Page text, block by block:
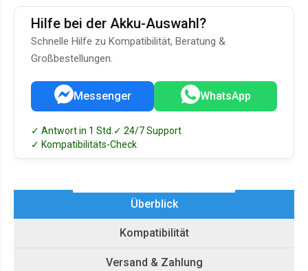
Hilfe bei der Akku-Auswahl?
Schnelle Hilfe zu Kompatibilität, Beratung &
Großbestellungen.
Messenger WhatsApp
✓ Antwort in 1 Std. ✓ 24/7 Support
✓ Kompatibilitäts-Check
Überblick
Kompatibilität
Versand & Zahlung